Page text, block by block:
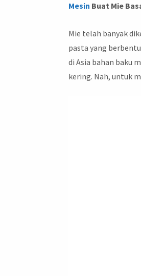
Mesin Buat Mie
Mie telah banyak
pasta yang
di Asia bahan baku
kering. Nah, untuk